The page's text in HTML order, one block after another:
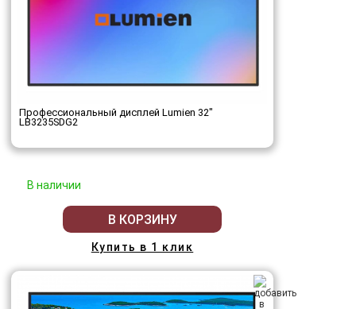
Профессиональный дисплей Lumien 32"
LB3235SDG2
В наличии
В КОРЗИНУ
Купить в 1 клик